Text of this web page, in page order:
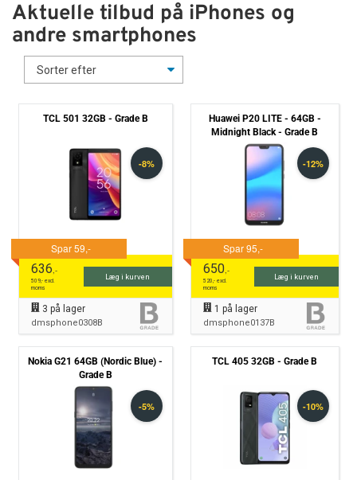
Aktuelle tilbud på iPhones og
andre smartphones
TCL 501 32GB - Grade B
636,-
509,- excl.
moms
Læg i kurven
3 på lager
dmsphone0308B
Huawei P20 LITE - 64GB -
Midnight Black - Grade B
650,-
520,- excl.
moms
Læg i kurven
1 på lager
dmsphone0137B
Nokia G21 64GB (Nordic Blue) -
Grade B
TCL 405 32GB - Grade B